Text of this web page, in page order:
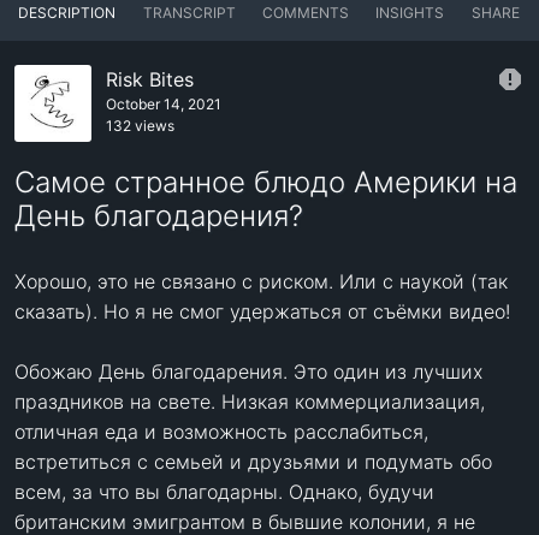
DESCRIPTION TRANSCRIPT COMMENTS INSIGHTS SHARE
Risk Bites
October 14, 2021
132 views
Cамое странное блюдо Америки на
День благодарения?
Хорошо, это не связано с риском. Или с наукой (так
сказать). Но я не смог удержаться от съёмки видео!
Обожаю День благодарения. Это один из лучших
праздников на свете. Низкая коммерциализация,
отличная еда и возможность расслабиться,
встретиться с семьей и друзьями и подумать обо
всем, за что вы благодарны. Однако, будучи
британским эмигрантом в бывшие колонии, я не